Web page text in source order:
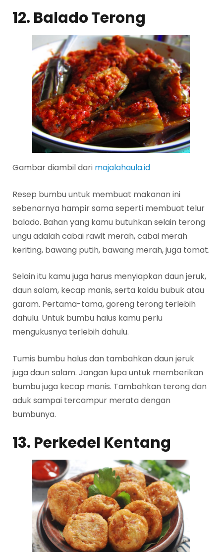
12. Balado Terong
Gambar diambil dari majalahaula.id
Resep bumbu untuk membuat makanan ini
sebenarnya hampir sama seperti membuat telur
balado. Bahan yang kamu butuhkan selain terong
ungu adalah cabai rawit merah, cabai merah
keriting, bawang putih, bawang merah, juga tomat.
Selain itu kamu juga harus menyiapkan daun jeruk,
daun salam, kecap manis, serta kaldu bubuk atau
garam. Pertama-tama, goreng terong terlebih
dahulu. Untuk bumbu halus kamu perlu
mengukusnya terlebih dahulu.
Tumis bumbu halus dan tambahkan daun jeruk
juga daun salam. Jangan lupa untuk memberikan
bumbu juga kecap manis. Tambahkan terong dan
aduk sampai tercampur merata dengan
bumbunya.
13. Perkedel Kentang